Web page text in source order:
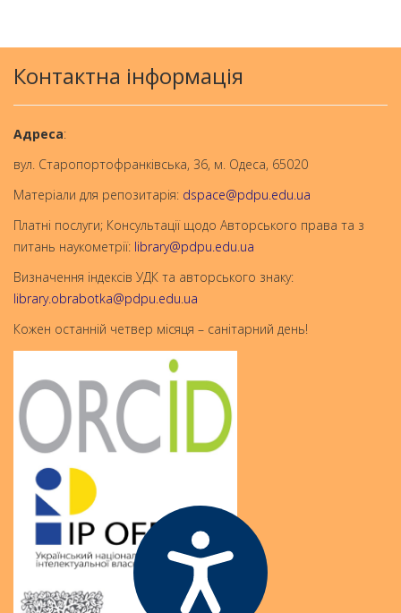
Контактна інформація
Aдреса:
вул. Старопортофранківська, 36, м. Одеса, 65020
Матеріали для репозитарія: dspace@pdpu.edu.ua
Платні послуги; Консультації щодо Авторського права та з
питань наукометрії: library@pdpu.edu.ua
Визначення індексів УДК та авторського знаку:
library.obrabotka@pdpu.edu.ua
Кожен останній четвер місяця – санітарний день!